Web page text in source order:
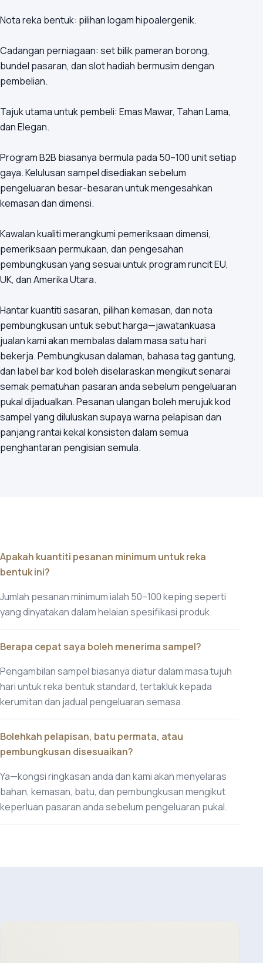
Nota reka bentuk: pilihan logam hipoalergenik.
Cadangan perniagaan: set bilik pameran borong,
bundel pasaran, dan slot hadiah bermusim dengan
pembelian.
Tajuk utama untuk pembeli: Emas Mawar, Tahan Lama,
dan Elegan.
Program B2B biasanya bermula pada 50–100 unit setiap
gaya. Kelulusan sampel disediakan sebelum
pengeluaran besar-besaran untuk mengesahkan
kemasan dan dimensi.
Kawalan kualiti merangkumi pemeriksaan dimensi,
pemeriksaan permukaan, dan pengesahan
pembungkusan yang sesuai untuk program runcit EU,
UK, dan Amerika Utara.
Hantar kuantiti sasaran, pilihan kemasan, dan nota
pembungkusan untuk sebut harga—jawatankuasa
jualan kami akan membalas dalam masa satu hari
bekerja. Pembungkusan dalaman, bahasa tag gantung,
dan label bar kod boleh diselaraskan mengikut senarai
semak pematuhan pasaran anda sebelum pengeluaran
pukal dijadualkan. Pesanan ulangan boleh merujuk kod
sampel yang diluluskan supaya warna pelapisan dan
panjang rantai kekal konsisten dalam semua
penghantaran pengisian semula.
Apakah kuantiti pesanan minimum untuk reka
bentuk ini?
Jumlah pesanan minimum ialah 50–100 keping seperti
yang dinyatakan dalam helaian spesifikasi produk.
Berapa cepat saya boleh menerima sampel?
Pengambilan sampel biasanya diatur dalam masa tujuh
hari untuk reka bentuk standard, tertakluk kepada
kerumitan dan jadual pengeluaran semasa.
Bolehkah pelapisan, batu permata, atau
pembungkusan disesuaikan?
Ya—kongsi ringkasan anda dan kami akan menyelaras
bahan, kemasan, batu, dan pembungkusan mengikut
keperluan pasaran anda sebelum pengeluaran pukal.